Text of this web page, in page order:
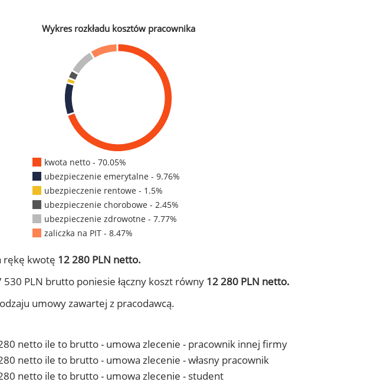
Wykres rozkładu kosztów pracownika
kwota netto - 70.05%
ubezpieczenie emerytalne - 9.76%
ubezpieczenie rentowe - 1.5%
ubezpieczenie chorobowe - 2.45%
ubezpieczenie zdrowotne - 7.77%
zaliczka na PIT - 8.47%
rękę kwotę 12 280 PLN netto.
PLN brutto poniesie łączny koszt równy 12 280 PLN netto.
umowy zawartej z pracodawcą.
netto ile to brutto - umowa zlecenie - pracownik innej firmy
netto ile to brutto - umowa zlecenie - własny pracownik
netto ile to brutto - umowa zlecenie - student